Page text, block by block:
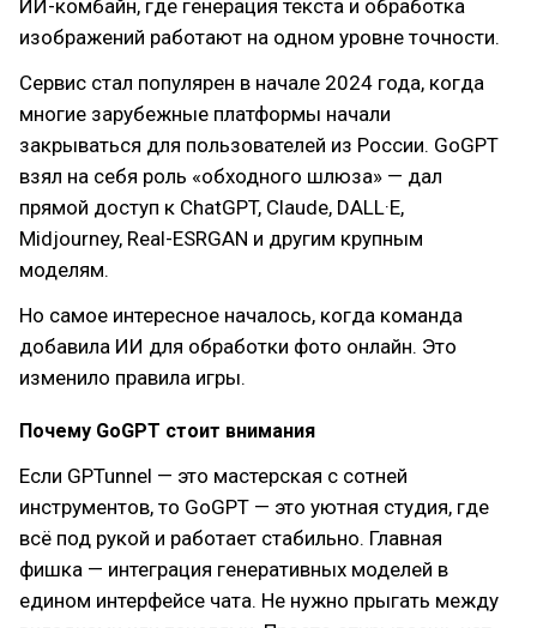
ИИ-комбайн, где генерация текста и обработка
изображений работают на одном уровне точности.
Сервис стал популярен в начале 2024 года, когда
многие зарубежные платформы начали
закрываться для пользователей из России. GoGPT
взял на себя роль «обходного шлюза» — дал
прямой доступ к ChatGPT, Claude, DALL·E,
Midjourney, Real-ESRGAN и другим крупным
моделям.
Но самое интересное началось, когда команда
добавила ИИ для обработки фото онлайн. Это
изменило правила игры.
Почему GoGPT стоит внимания
Если GPTunnel — это мастерская с сотней
инструментов, то GoGPT — это уютная студия, где
всё под рукой и работает стабильно. Главная
фишка — интеграция генеративных моделей в
едином интерфейсе чата. Не нужно прыгать между